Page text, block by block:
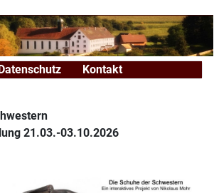
Kontakt
21.03.-03.10.2026